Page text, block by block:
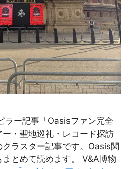
ラー記事「Oasisファン完全
・聖地巡礼・レコード探訪
クラスター記事です。Oasis関
とめて読めます。 V&A博物